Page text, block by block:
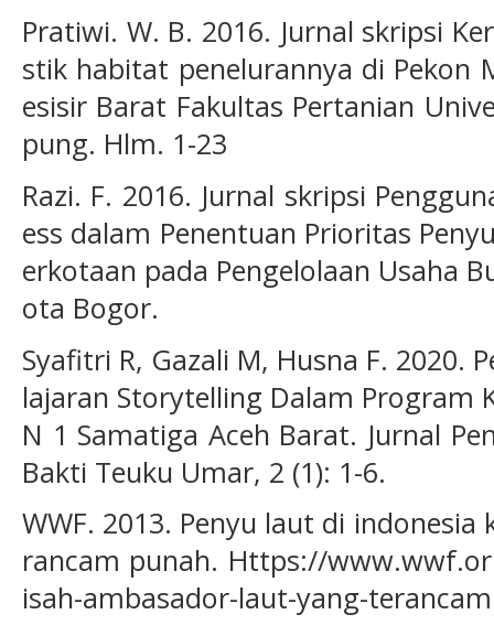
Pratiwi. W. B. 2016. Jurnal skripsi
stik habitat penelurannya di Pekon
esisir Barat Fakultas Pertanian
pung. Hlm. 1-23
Razi. F. 2016. Jurnal skripsi
ess dalam Penentuan Prioritas
erkotaan pada Pengelolaan Usaha
ota Bogor.
Syafitri R, Gazali M, Husna F. 2020.
lajaran Storytelling Dalam Program
N 1 Samatiga Aceh Barat. Jurnal
Bakti Teuku Umar, 2 (1): 1-6.
WWF. 2013. Penyu laut di
rancam punah. Https://
isah-ambasador-laut-yang-